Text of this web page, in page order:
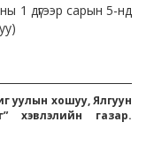
1 дүгээр сарын 5-нд
уулын хошуу, Ялгуун
хэвлэлийн газар.